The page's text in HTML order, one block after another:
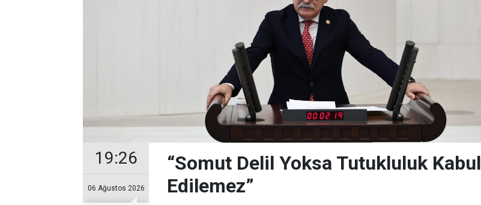
19:26
06 Ağustos 2026
“Somut Delil Yoksa Tutukluluk Kabul
Edilemez”